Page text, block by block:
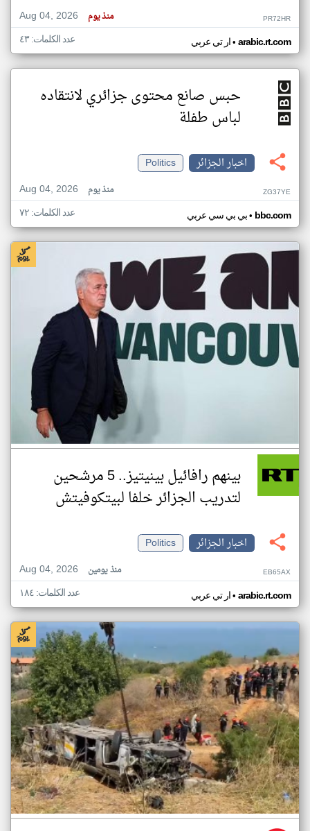
Aug 04, 2026
منذ يوم PR72HR
ار تي عربي• arabic.rt.com عدد الكلمات: ٤٣
حبس صانع محتوى جزائري لانتقاده
لباس طفلة
اخبار الجزائر
Politics
Aug 04, 2026
منذ يوم ZG37YE
بي بي سي عربي• bbc.com عدد الكلمات: ٧٢
بينهم رافائيل بينيتيز.. 5 مرشحين
لتدريب الجزائر خلفا لبيتكوفيتش
اخبار الجزائر
Politics
Aug 04, 2026
منذ يومين EB65AX
ار تي عربي• arabic.rt.com عدد الكلمات: ١٨٤